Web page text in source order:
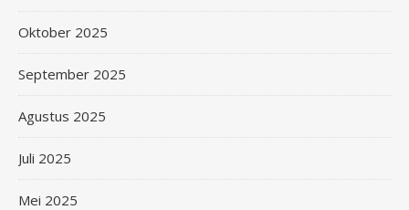
Oktober 2025
September 2025
Agustus 2025
Juli 2025
Mei 2025